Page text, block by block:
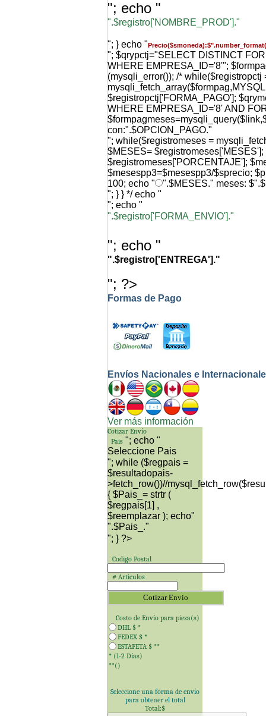
"; echo "
".$registro['NOMBRE_PROD']."
"; } echo "
"; $qrypctj="SELECT DISTINCT
WHERE EMPRESA_ID='8'";
(mysqli_error()); /* while($registropctj
$registropctj['FORMA_PAGO'];
WHERE EMPRESA_ID='8' AND
con:".$OPCION_PAGO."
"; while($registromeses =
$MESES=
$registromeses['PORCENTAJE'];
$mesespp3=$mesespp3/$sprecio;
100; echo "
".$MESES." meses:
"; } } */ echo "
"; echo "
".$registro['FORMA_ENVIO']."
"; echo "
".$registro['ENTREGA']."
"; ?>
Formas de Pago
Envíos Nacionales e
Ver más información
Cotizar Envío
Pais "; echo "
"; while ($regpais =
$resultadopais-
>fetch_row())//
{ $Pais_= strtr (
$regpais[1] ,
$reemplazar ); echo"
"; } ?>
Codigo Postal
# Articulos
Costo de Envío para pieza(s)
DHL $ *
FEDEX $ *
ESTAFETA $ **
* (1-2 Días)
**()
Seleccione una forma de envío
para obtener el total
Total:$